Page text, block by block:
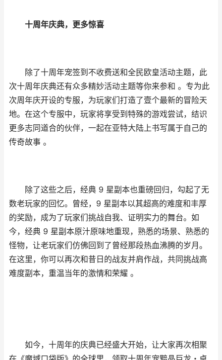
十周年庆典，更多惊喜
除了十周年宠签到不收费送和全民欧皇活动主题，此
次十周年庆典还有众多精妙活动主题等你来参和 。专为此
次周年庆开设的专服，为玩家们打造了壹个最新的冒险天
地。在这个专服中，玩家将享受到特殊的游戏尝试，结识
更多志同道合的伙伴，一起在亚特大陆上书写属于自己的
传奇故事 。
除了这些之后，经典 9 星副本也重磅回归，勾起了无
数老玩家的回忆。曾经，9 星副本以其超高的难度和丰厚
的奖励，成为了玩家们挑战自我、证明实力的舞台。如
今，经典 9 星副本原汁原味地重现，熟悉的场景、熟悉的
怪物，让老玩家们仿佛回到了曾经那段热血沸腾的岁月。
在这里，你可以再次和昔日的战友并肩作战，共同挑战高
难度副本，重温当年的激情和荣耀 。
如今，十周年的庆典已经盛大开始，让大家再次相聚